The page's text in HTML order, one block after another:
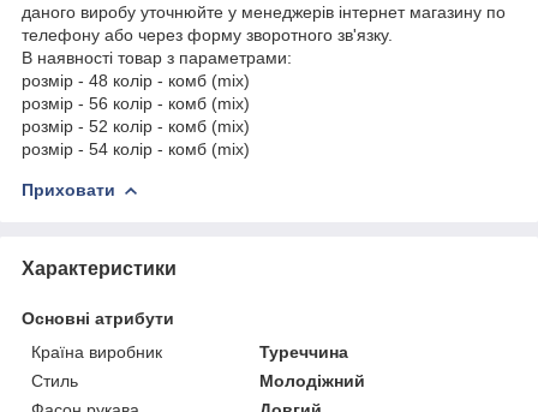
даного виробу уточнюйте у менеджерів інтернет магазину по
телефону або через форму зворотного зв'язку.
В наявності товар з параметрами:
розмір - 48 колір - комб (mix)
розмір - 56 колір - комб (mix)
розмір - 52 колір - комб (mix)
розмір - 54 колір - комб (mix)
Приховати
Характеристики
Основні атрибути
Країна виробник
Туреччина
Стиль
Молодіжний